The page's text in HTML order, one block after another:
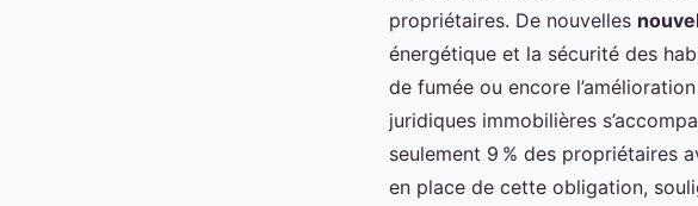
propriétaires. De nouvelles
énergétique et la sécurité des
de fumée ou encore
juridiques immobilières
seulement 9 % des propriétaires
en place de cette obligation,